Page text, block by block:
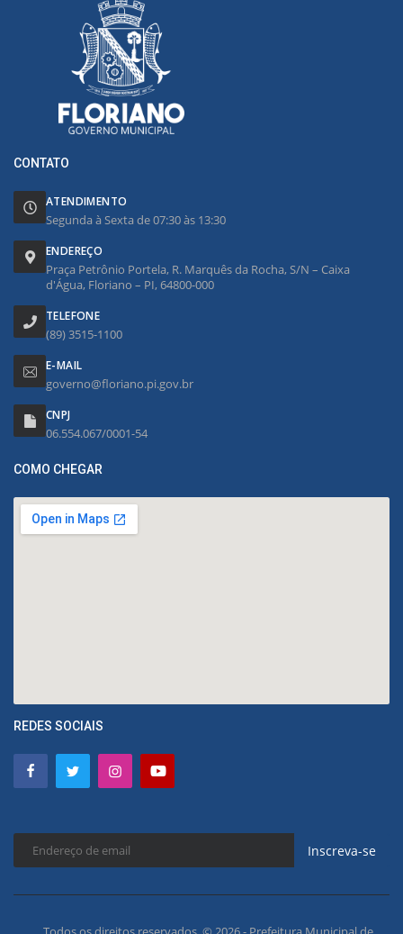
CONTATO
ATENDIMENTO
Segunda à Sexta de 07:30 às 13:30
ENDEREÇO
Praça Petrônio Portela, R. Marquês da Rocha, S/N – Caixa
d'Água, Floriano – PI, 64800-000
TELEFONE
(89) 3515-1100
E-MAIL
governo@floriano.pi.gov.br
CNPJ
06.554.067/0001-54
COMO CHEGAR
REDES SOCIAIS
Inscreva-se